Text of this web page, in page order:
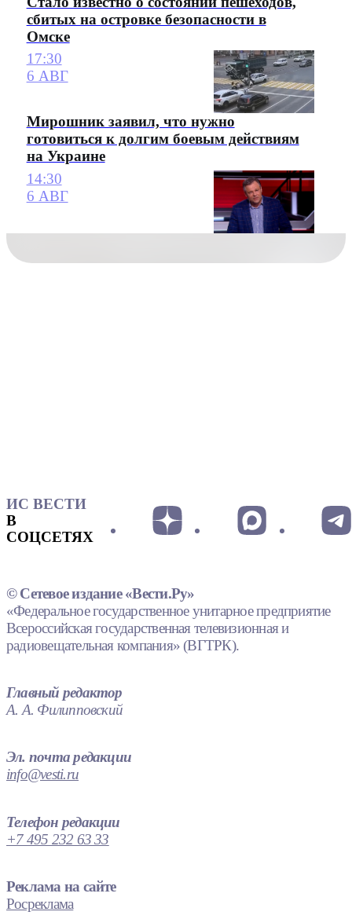
сбитых на островке безопасности в
Омске
17:30
6 АВГ
Мирошник заявил, что нужно
готовиться к долгим боевым действиям
на Украине
14:30
6 АВГ
ИС ВЕСТИ
В
СОЦСЕТЯХ
© Сетевое издание «Вести.Ру»
«Федеральное государственное унитарное предприятие
Всероссийская государственная телевизионная и
радиовещательная компания» (ВГТРК).
Главный редактор
А. А. Филипповский
Эл. почта редакции
info@vesti.ru
Телефон редакции
+7 495 232 63 33
Реклама на сайте
Росреклама